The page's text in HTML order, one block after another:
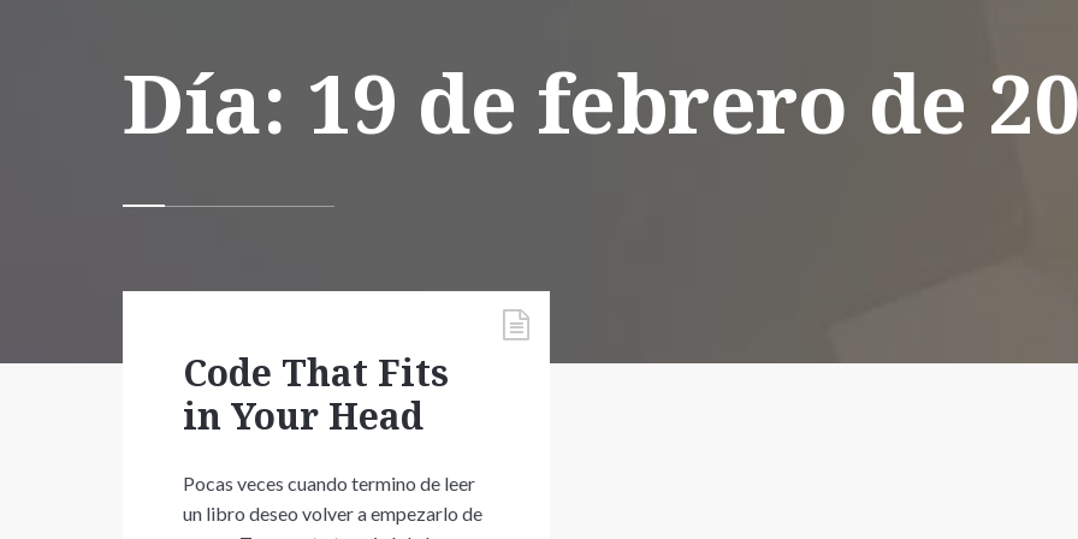
Día: 19 de febrero de
Code That Fits
in Your Head
Pocas veces cuando termino de leer
un libro deseo volver a empezarlo de